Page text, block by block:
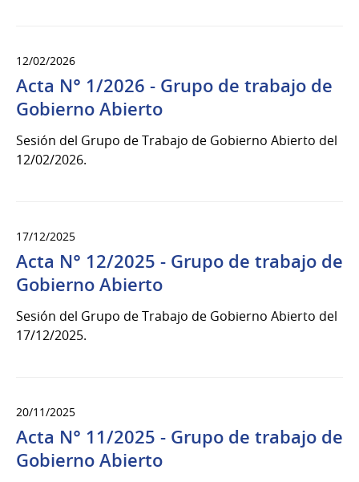
12/02/2026
Acta N° 1/2026 - Grupo de trabajo de
Gobierno Abierto
Sesión del Grupo de Trabajo de Gobierno Abierto del
12/02/2026.
17/12/2025
Acta N° 12/2025 - Grupo de trabajo de
Gobierno Abierto
Sesión del Grupo de Trabajo de Gobierno Abierto del
17/12/2025.
20/11/2025
Acta N° 11/2025 - Grupo de trabajo de
Gobierno Abierto